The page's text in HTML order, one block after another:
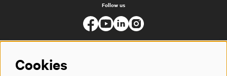
Follow us
Cookies